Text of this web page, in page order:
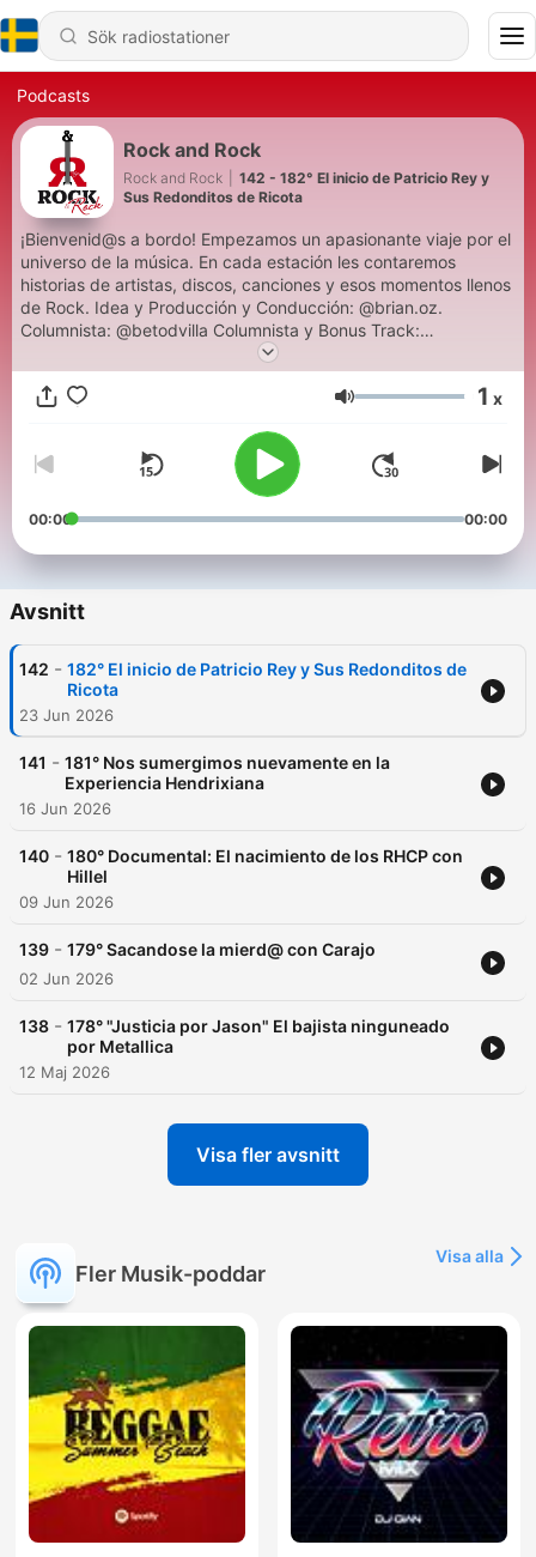
Podcasts
Rock and Rock
Rock and Rock
142 - 182° El inicio de Patricio Rey y
Sus Redonditos de Ricota
¡Bienvenid@s a bordo! Empezamos un apasionante viaje por el
universo de la música. En cada estación les contaremos
historias de artistas, discos, canciones y esos momentos llenos
de Rock. Idea y Producción y Conducción: @brian.oz.
Columnista: @betodvilla Columnista y Bonus Track:
@nenulilian. ¡Que sea @RocknRockRadio!
Volym 1 x
00:00 00:00
Avsnitt
142 - 182° El inicio de Patricio Rey y Sus Redonditos de
Ricota
23 Jun 2026
141 - 181° Nos sumergimos nuevamente en la
Experiencia Hendrixiana
16 Jun 2026
140 - 180° Documental: El nacimiento de los RHCP con
Hillel
09 Jun 2026
139 - 179° Sacandose la mierd@ con Carajo
02 Jun 2026
138 - 178° "Justicia por Jason" El bajista ninguneado
por Metallica
12 Maj 2026
Visa fler avsnitt
Fler Musik-poddar
Visa alla